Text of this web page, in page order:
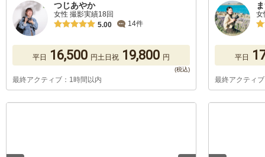
つじあやか
女性 撮影実績18回
5.00
14件
平日 16,500 円土日祝 19,800 円
最終アクティブ：1時間以内
女
平日
最終アクティ